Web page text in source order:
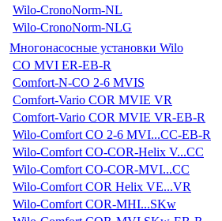
Wilo-CronoNorm-NL
Wilo-CronoNorm-NLG
Многонасосные установки Wilo
CO MVI ER-EB-R
Comfort-N-CO 2-6 MVIS
Comfort-Vario COR MVIE VR
Comfort-Vario COR MVIE VR-EB-R
Wilo-Comfort CO 2-6 MVI...CC-EB-R
Wilo-Comfort CO-COR-Helix V...CC
Wilo-Comfort CO-COR-MVI...CC
Wilo-Comfort COR Helix VE...VR
Wilo-Comfort COR-MHI...SKw